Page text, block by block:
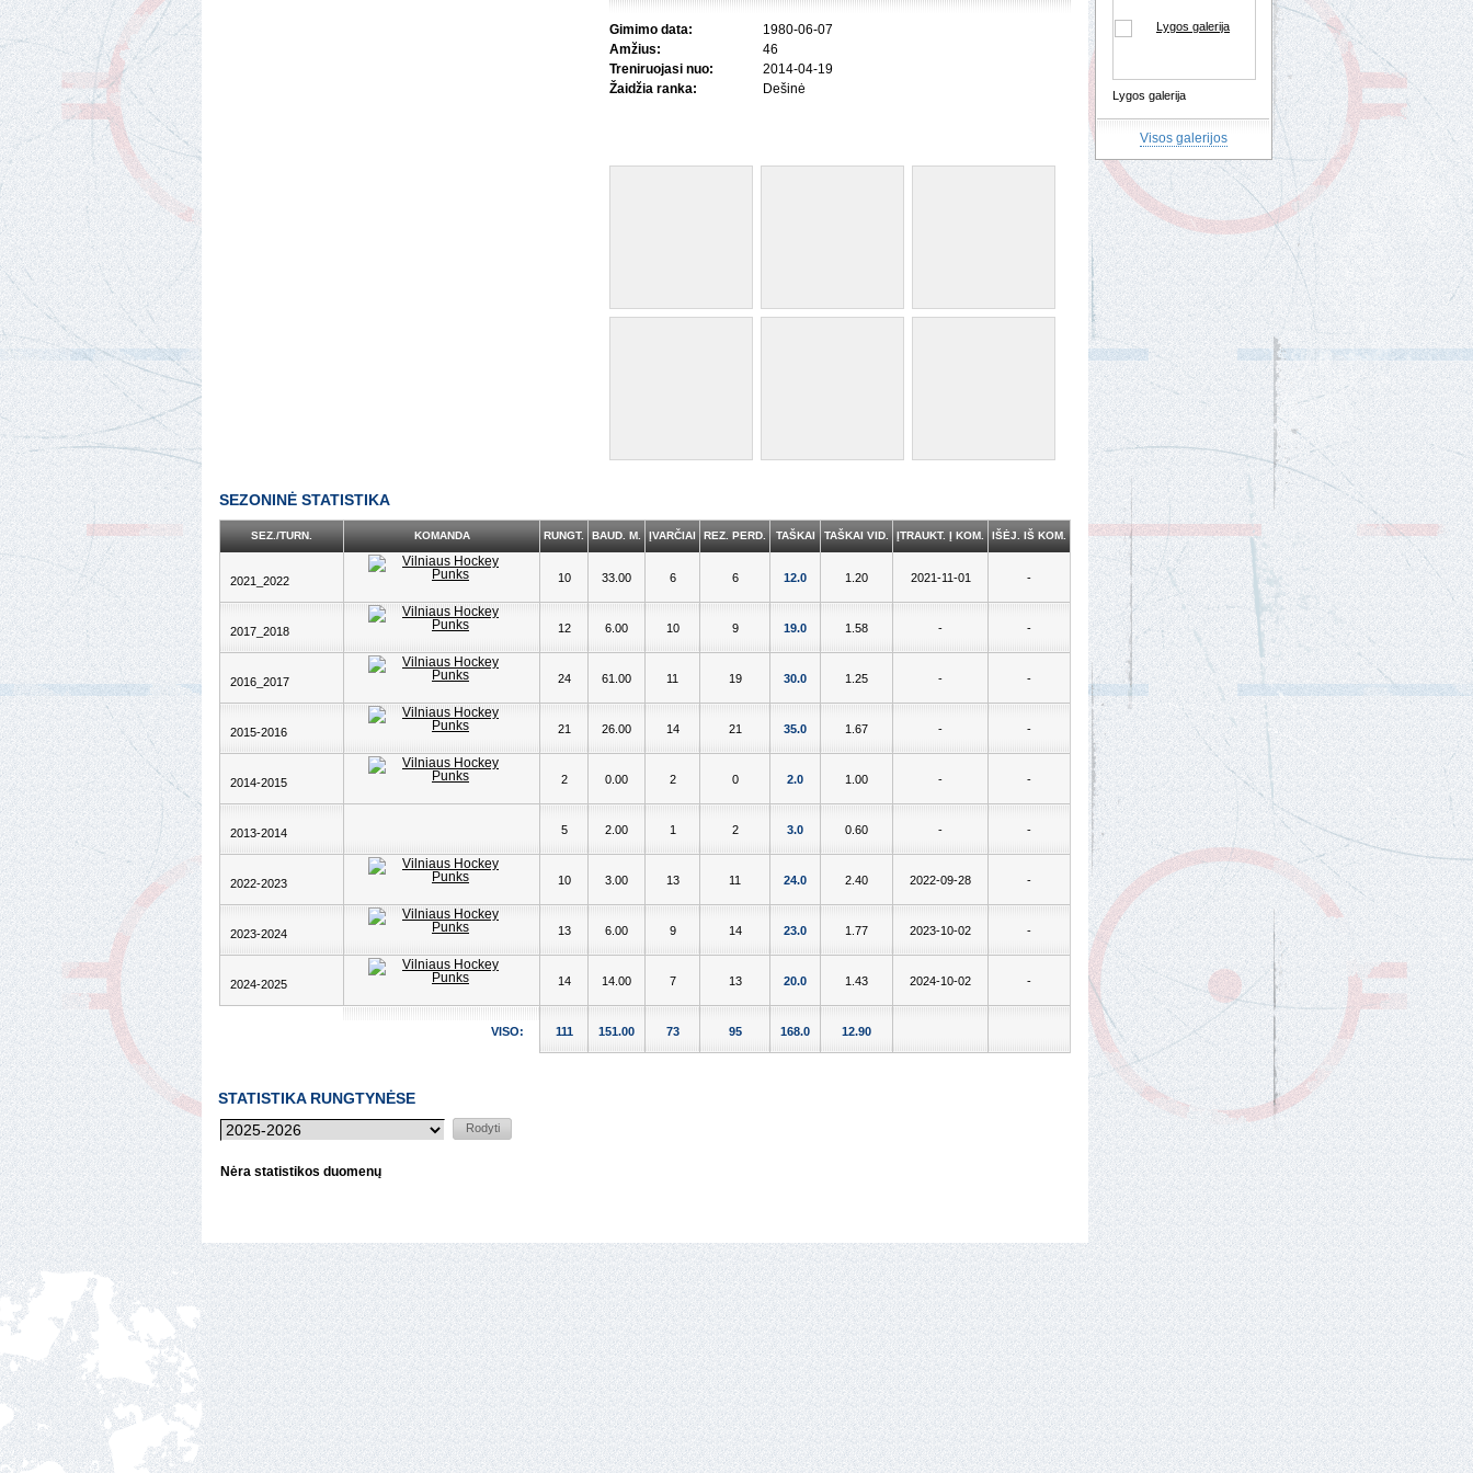
Gimimo data:
1980-06-07
Amžius:
46
Treniruojasi nuo:
2014-04-19
Žaidžia ranka:
Dešinė
SEZONINĖ STATISTIKA
SEZ./TURN. KOMANDA RUNGT. BAUD. M. ĮVARČIAI REZ. PERD. TAŠKAI TAŠKAI VID. ĮTRAUKT. Į KOM. IŠĖJ. IŠ KOM.
2021_2022 10 33.00 6 6 12.0 1.20 2021-11-01 -
2017_2018 12 6.00 10 9 19.0 1.58 - -
2016_2017 24 61.00 11 19 30.0 1.25 - -
2015-2016 21 26.00 14 21 35.0 1.67 - -
2014-2015 2 0.00 2 0 2.0 1.00 - -
2013-2014 5 2.00 1 2 3.0 0.60 - -
2022-2023 10 3.00 13 11 24.0 2.40 2022-09-28 -
2023-2024 13 6.00 9 14 23.0 1.77 2023-10-02 -
2024-2025 14 14.00 7 13 20.0 1.43 2024-10-02 -
VISO: 111 151.00 73 95 168.0 12.90
STATISTIKA RUNGTYNĖSE
Nėra statistikos duomenų
Lygos galerija
Visos galerijos